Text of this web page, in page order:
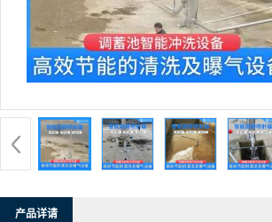
产品详请